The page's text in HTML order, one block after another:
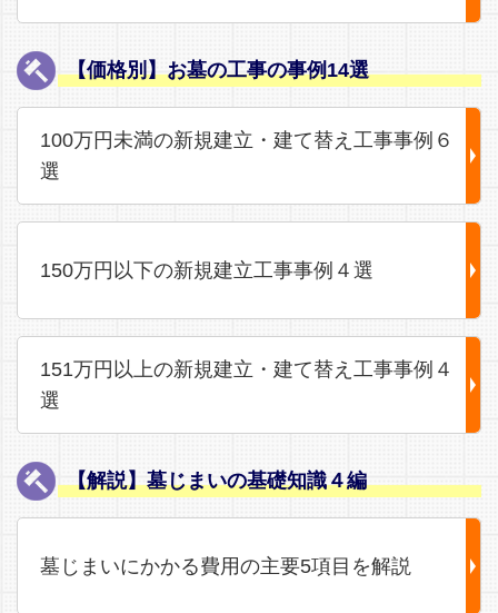
【価格別】お墓の工事の事例14選
100万円未満の新規建立・建て替え工事事例６
選
150万円以下の新規建立工事事例４選
151万円以上の新規建立・建て替え工事事例４
選
【解説】墓じまいの基礎知識４編
墓じまいにかかる費用の主要5項目を解説